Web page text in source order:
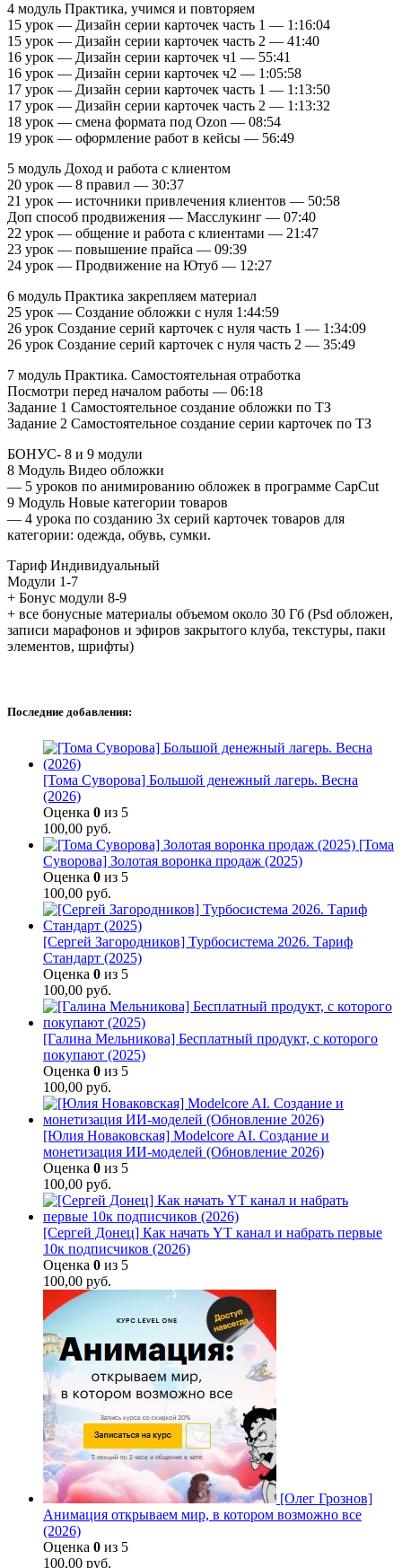
4 модуль Практика, учимся и повторяем
15 урок — Дизайн серии карточек часть 1 — 1:16:04
15 урок — Дизайн серии карточек часть 2 — 41:40
16 урок — Дизайн серии карточек ч1 — 55:41
16 урок — Дизайн серии карточек ч2 — 1:05:58
17 урок — Дизайн серии карточек часть 1 — 1:13:50
17 урок — Дизайн серии карточек часть 2 — 1:13:32
18 урок — смена формата под Ozon — 08:54
19 урок — оформление работ в кейсы — 56:49
5 модуль Доход и работа с клиентом
20 урок — 8 правил — 30:37
21 урок — источники привлечения клиентов — 50:58
Доп способ продвижения — Масслукинг — 07:40
22 урок — общение и работа с клиентами — 21:47
23 урок — повышение прайса — 09:39
24 урок — Продвижение на Ютуб — 12:27
6 модуль Практика закрепляем материал
25 урок — Создание обложки с нуля 1:44:59
26 урок Создание серий карточек с нуля часть 1 — 1:34:09
26 урок Создание серий карточек с нуля часть 2 — 35:49
7 модуль Практика. Самостоятельная отработка
Посмотри перед началом работы — 06:18
Задание 1 Самостоятельное создание обложки по ТЗ
Задание 2 Самостоятельное создание серии карточек по ТЗ
БОНУС- 8 и 9 модули
8 Модуль Видео обложки
— 5 уроков по анимированию обложек в программе CapCut
9 Модуль Новые категории товаров
— 4 урока по созданию 3х серий карточек товаров для
категории: одежда, обувь, сумки.
Тариф Индивидуальный
Модули 1-7
+ Бонус модули 8-9
+ все бонусные материалы объемом около 30 Гб (Psd обложен,
записи марафонов и эфиров закрытого клуба, текстуры, паки
элементов, шрифты)
Последние добавления:
[Тома Суворова] Большой денежный лагерь. Весна
(2026)
Оценка 0 из 5
100,00 руб.
[Тома
Суворова] Золотая воронка продаж (2025)
Оценка 0 из 5
100,00 руб.
[Сергей Загородников] Турбосистема 2026. Тариф
Стандарт (2025)
Оценка 0 из 5
100,00 руб.
[Галина Мельникова] Бесплатный продукт, с которого
покупают (2025)
Оценка 0 из 5
100,00 руб.
[Юлия Новаковская] Modelcore AI. Создание и
монетизация ИИ-моделей (Обновление 2026)
Оценка 0 из 5
100,00 руб.
[Сергей Донец] Как начать YT канал и набрать первые
10к подписчиков (2026)
Оценка 0 из 5
100,00 руб.
[Олег Грознов]
Анимация открываем мир, в котором возможно все
(2026)
Оценка 0 из 5
100,00 руб.